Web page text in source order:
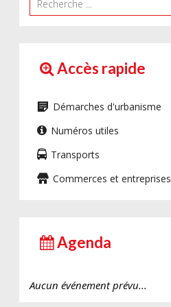
Accès rapide
Démarches d'urbanisme
Numéros utiles
Transports
Commerces et entreprises
Agenda
Aucun événement prévu...